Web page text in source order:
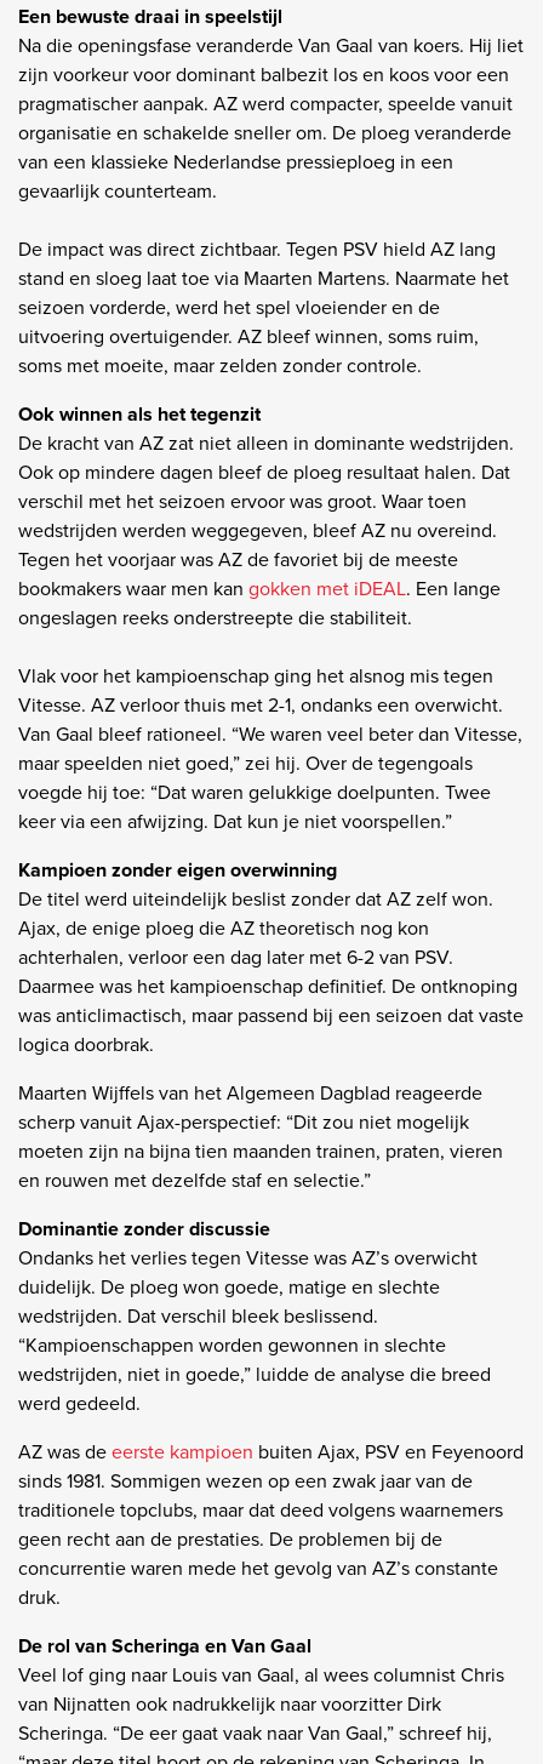
Een bewuste draai in speelstijl
Na die openingsfase veranderde Van Gaal van koers. Hij liet
zijn voorkeur voor dominant balbezit los en koos voor een
pragmatischer aanpak. AZ werd compacter, speelde vanuit
organisatie en schakelde sneller om. De ploeg veranderde
van een klassieke Nederlandse pressieploeg in een
gevaarlijk counterteam.
De impact was direct zichtbaar. Tegen PSV hield AZ lang
stand en sloeg laat toe via Maarten Martens. Naarmate het
seizoen vorderde, werd het spel vloeiender en de
uitvoering overtuigender. AZ bleef winnen, soms ruim,
soms met moeite, maar zelden zonder controle.
Ook winnen als het tegenzit
De kracht van AZ zat niet alleen in dominante wedstrijden.
Ook op mindere dagen bleef de ploeg resultaat halen. Dat
verschil met het seizoen ervoor was groot. Waar toen
wedstrijden werden weggegeven, bleef AZ nu overeind.
Tegen het voorjaar was AZ de favoriet bij de meeste
bookmakers waar men kan gokken met iDEAL. Een lange
ongeslagen reeks onderstreepte die stabiliteit.
Vlak voor het kampioenschap ging het alsnog mis tegen
Vitesse. AZ verloor thuis met 2-1, ondanks een overwicht.
Van Gaal bleef rationeel. “We waren veel beter dan Vitesse,
maar speelden niet goed,” zei hij. Over de tegengoals
voegde hij toe: “Dat waren gelukkige doelpunten. Twee
keer via een afwijzing. Dat kun je niet voorspellen.”
Kampioen zonder eigen overwinning
De titel werd uiteindelijk beslist zonder dat AZ zelf won.
Ajax, de enige ploeg die AZ theoretisch nog kon
achterhalen, verloor een dag later met 6-2 van PSV.
Daarmee was het kampioenschap definitief. De ontknoping
was anticlimactisch, maar passend bij een seizoen dat vaste
logica doorbrak.
Maarten Wijffels van het Algemeen Dagblad reageerde
scherp vanuit Ajax-perspectief: “Dit zou niet mogelijk
moeten zijn na bijna tien maanden trainen, praten, vieren
en rouwen met dezelfde staf en selectie.”
Dominantie zonder discussie
Ondanks het verlies tegen Vitesse was AZ’s overwicht
duidelijk. De ploeg won goede, matige en slechte
wedstrijden. Dat verschil bleek beslissend.
“Kampioenschappen worden gewonnen in slechte
wedstrijden, niet in goede,” luidde de analyse die breed
werd gedeeld.
AZ was deeerste kampioen buiten Ajax, PSV en Feyenoord
sinds 1981. Sommigen wezen op een zwak jaar van de
traditionele topclubs, maar dat deed volgens waarnemers
geen recht aan de prestaties. De problemen bij de
concurrentie waren mede het gevolg van AZ’s constante
druk.
De rol van Scheringa en Van Gaal
Veel lof ging naar Louis van Gaal, al wees columnist Chris
van Nijnatten ook nadrukkelijk naar voorzitter Dirk
Scheringa. “De eer gaat vaak naar Van Gaal,” schreef hij,